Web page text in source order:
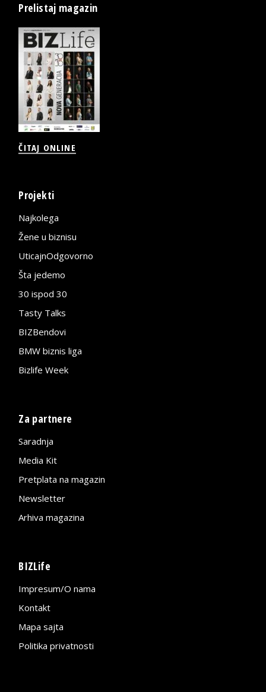
Prelistaj magazin
ČITAJ ONLINE
Projekti
Najkolega
Žene u biznisu
UticajnOdgovorno
Šta jedemo
30 ispod 30
Tasty Talks
BIZBendovi
BMW biznis liga
Bizlife Week
Za partnere
Saradnja
Media Kit
Pretplata na magazin
Newsletter
Arhiva magazina
BIZLife
Impresum/O nama
Kontakt
Mapa sajta
Politika privatnosti